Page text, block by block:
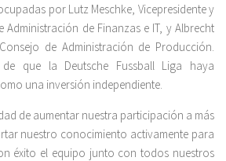
por Lutz Meschke, Vicepresidente y
Administración de Finanzas e IT, y Albrecht
de Administración de Producción.
de que la Deutsche Fussball Liga haya
una inversión independiente.
de aumentar nuestra participación a más
nuestro conocimiento activamente para
éxito el equipo junto con todos nuestros